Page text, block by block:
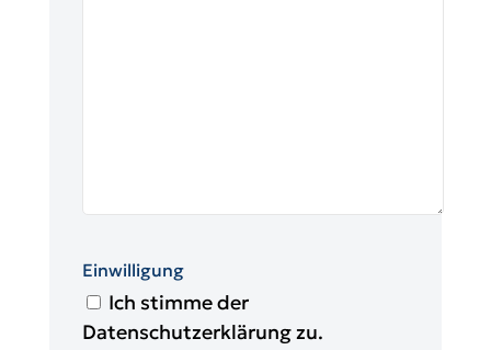
Einwilligung
Ich stimme der
Datenschutzerklärung zu.